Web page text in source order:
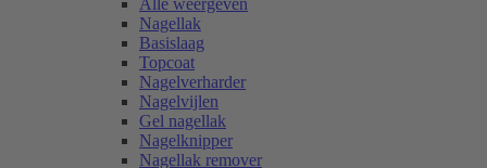
Alle weergeven
Nagellak
Basislaag
Topcoat
Nagelverharder
Nagelvijlen
Gel nagellak
Nagelknipper
Nagellak remover